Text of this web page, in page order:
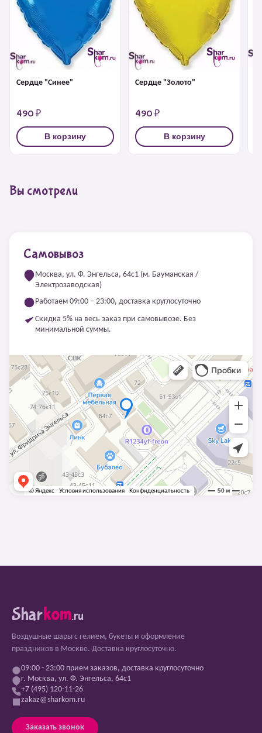
Сердце "Синее"
490 ₽
В корзину
Сердце "Золото"
490 ₽
В корзину
Вы смотрели
Самовывоз
Москва, ул. Ф. Энгельса, 64с1 (м. Бауманская /
Электрозаводская)
Работаем 09:00 – 23:00, доставка круглосуточно
Скидка 5% на весь заказ при самовывозе. Без
минимальной суммы.
Sharkom.ru
Воздушные шары с гелием, букеты и оформление
праздников в Москве. Доставка круглосуточно.
09:00 - 23:00 прием заказов, доставка круглосуточно
г. Москва, ул. Ф. Энгельса, 64с1
+7 (495) 120-11-26
zakaz@sharkom.ru
Заказать звонок